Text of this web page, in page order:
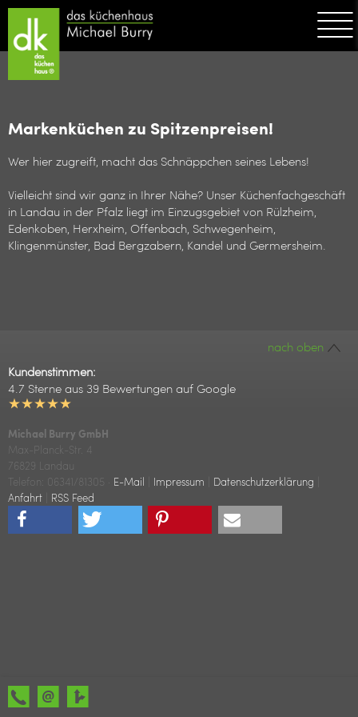
Markenküchen zu Spitzenpreisen!
Wer hier zugreift, macht das Schnäppchen seines Lebens!
Vielleicht sind wir ganz in Ihrer Nähe? Unser Küchenfachgeschäft
in Landau in der Pfalz liegt im Einzugsgebiet von Rülzheim,
Edenkoben, Herxheim, Offenbach, Schwegenheim,
Klingenmünster, Bad Bergzabern, Kandel und Germersheim.
nach oben
Kundenstimmen:
4.7 Sterne aus 39 Bewertungen auf Google
Michael Burry GmbH
Max-Planck-Str. 4
76829 Landau
Tele fon: 06341/81305 · E-Mail Impressum Datenschutzerklärung
Anfahrt
RSS Feed